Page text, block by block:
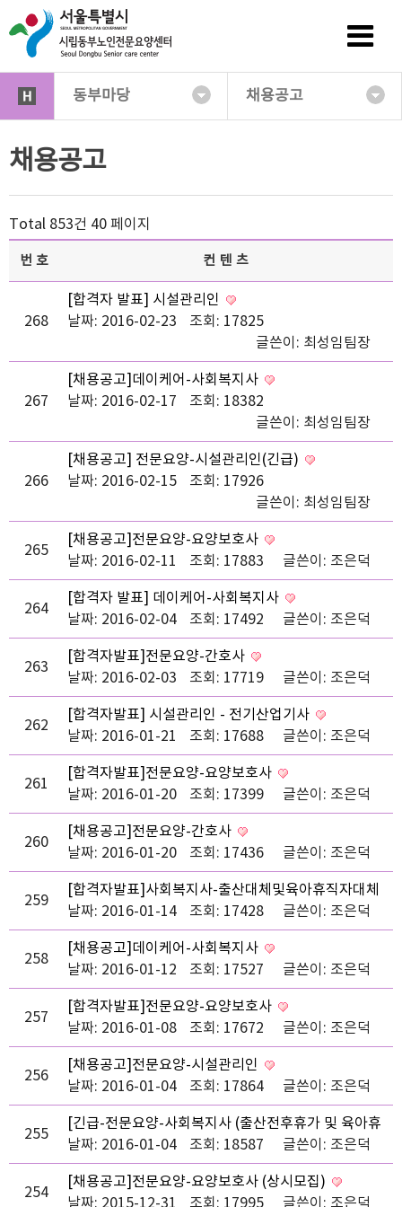
동부마당 채용공고
채용공고
Total 853건 40 페이지
번호 컨텐츠
268
[합격자 발표] 시설관리인
날짜: 2016-02-23
조회: 17825
글쓴이: 최성임팀장
267
[채용공고]데이케어-사회복지사
날짜: 2016-02-17
조회: 18382
글쓴이: 최성임팀장
266
[채용공고] 전문요양-시설관리인(긴급)
날짜: 2016-02-15
조회: 17926
글쓴이: 최성임팀장
265
[채용공고]전문요양-요양보호사
날짜: 2016-02-11
조회: 17883 글쓴이: 조은덕
264
[합격자 발표] 데이케어-사회복지사
날짜: 2016-02-04
조회: 17492 글쓴이: 조은덕
263
[합격자발표]전문요양-간호사
날짜: 2016-02-03
조회: 17719 글쓴이: 조은덕
262
[합격자발표] 시설관리인 - 전기산업기사
날짜: 2016-01-21
조회: 17688 글쓴이: 조은덕
261
[합격자발표]전문요양-요양보호사
날짜: 2016-01-20
조회: 17399 글쓴이: 조은덕
260
[채용공고]전문요양-간호사
날짜: 2016-01-20
조회: 17436 글쓴이: 조은덕
259
[합격자발표]사회복지사-출산대체및육아휴직자대체
직
날짜: 2016-01-14 조회: 17428 글쓴이: 조은덕
258
[채용공고]데이케어-사회복지사
날짜: 2016-01-12
조회: 17527 글쓴이: 조은덕
257
[합격자발표]전문요양-요양보호사
날짜: 2016-01-08
조회: 17672 글쓴이: 조은덕
256
[채용공고]전문요양-시설관리인
날짜: 2016-01-04
조회: 17864 글쓴이: 조은덕
255
[긴급-전문요양-사회복지사 (출산전후휴가 및 육아휴
직자 대체직)
날짜: 2016-01-04 조회: 18587 글쓴이: 조은덕
254
[채용공고]전문요양-요양보호사 (상시모집)
날짜: 2015-12-31
조회: 17995 글쓴이: 조은덕